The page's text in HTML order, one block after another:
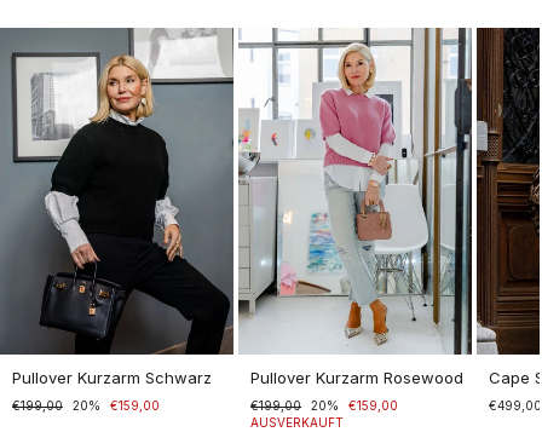
Pullover Kurzarm Schwarz
Normaler
€199,00
Sonderpreis20% €159,00
Pullover Kurzarm Rosewood
Normaler
Preis
€199,00
Sonderpreis20%
€159,00
AUSVERKAUFT
Cape
€499,00